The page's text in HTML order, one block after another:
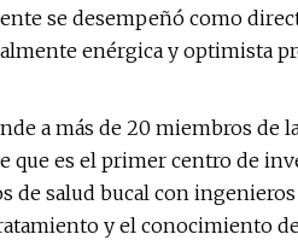
se desempeñó como
enérgica y optimista
a más de 20 miembros de
que es el primer centro de
salud bucal con
y el conocimiento